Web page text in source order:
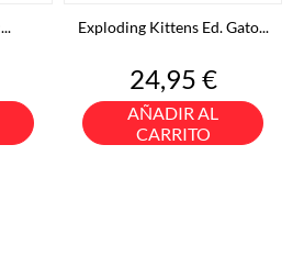
Exploding Kittens Ed. Gato...
Precio
24,95 €
AÑADIR AL
CARRITO